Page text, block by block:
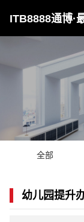
ITB8888通博·
全部
幼儿园提升